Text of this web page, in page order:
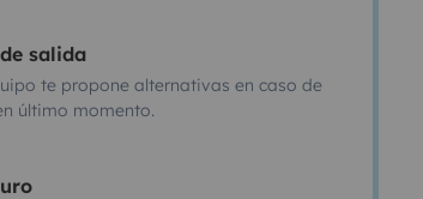
salida
te propone alternativas en caso de
último momento.